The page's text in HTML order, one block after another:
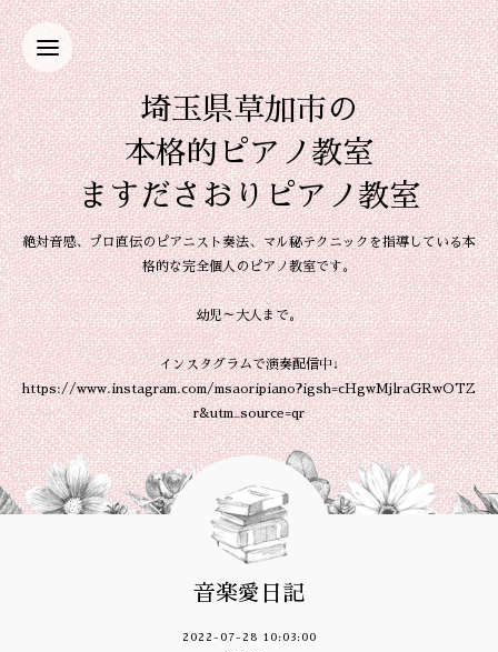
埼玉県草加市の
本格的ピアノ教室
ますださおりピアノ教室
絶対音感、プロ直伝のピアニスト奏法、マル秘テクニックを指導している本
格的な完全個人のピアノ教室です。
幼児～大人まで。
インスタグラムで演奏配信中↓
https://www.instagram.com/msaoripiano?igsh=cHgwMjlraGRwOTZ
r&utm_source=qr
音楽愛日記
2022-07-28 10:03:00